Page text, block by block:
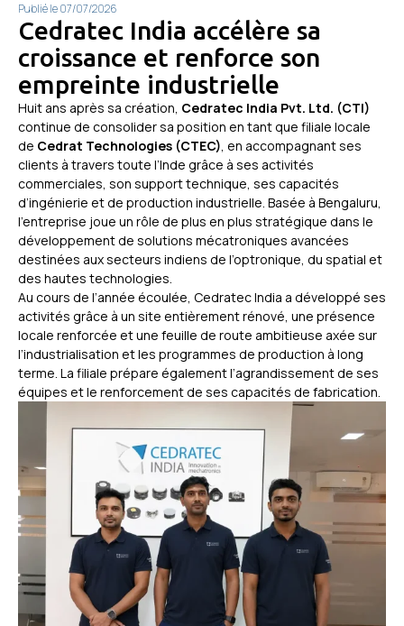
Publié le07/07/2026
Cedratec India accélère sa
croissance et renforce son
empreinte industrielle
Huit ans après sa création, Cedratec India Pvt. Ltd. (CTI)
continue de consolider sa position en tant que filiale locale
de Cedrat Technologies (CTEC), en accompagnant ses
clients à travers toute l’Inde grâce à ses activités
commerciales, son support technique, ses capacités
d’ingénierie et de production industrielle. Basée à Bengaluru,
l’entreprise joue un rôle de plus en plus stratégique dans le
développement de solutions mécatroniques avancées
destinées aux secteurs indiens de l’optronique, du spatial et
des hautes technologies.
Au cours de l’année écoulée, Cedratec India a développé ses
activités grâce à un site entièrement rénové, une présence
locale renforcée et une feuille de route ambitieuse axée sur
l’industrialisation et les programmes de production à long
terme. La filiale prépare également l’agrandissement de ses
équipes et le renforcement de ses capacités de fabrication.